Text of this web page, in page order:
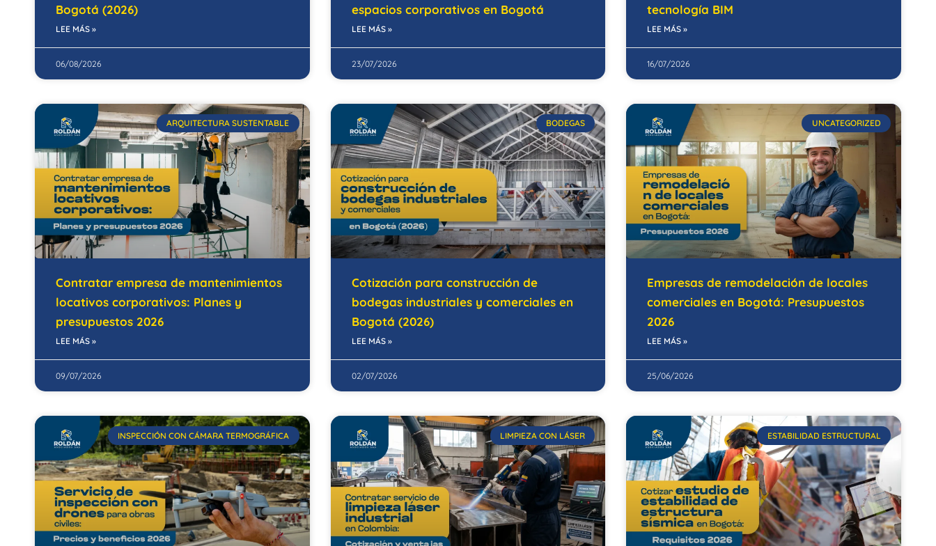
Bogotá (2026)
LEE MÁS »
06/08/2026
espacios corporativos en Bogotá
LEE MÁS »
23/07/2026
tecnología BIM
LEE MÁS »
16/07/2026
ARQUITECTURA SUSTENTABLE
Contratar empresa de mantenimientos
locativos corporativos: Planes y
presupuestos 2026
LEE MÁS »
09/07/2026
BODEGAS
Cotización para construcción de
bodegas industriales y comerciales en
Bogotá (2026)
LEE MÁS »
02/07/2026
UNCATEGORIZED
Empresas de remodelación de locales
comerciales en Bogotá: Presupuestos
2026
LEE MÁS »
25/06/2026
INSPECCIÓN CON CÁMARA TERMOGRÁFICA LIMPIEZA CON LÁSER ESTABILIDAD ESTRUCTURAL